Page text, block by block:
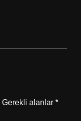
Gerekli alanlar *